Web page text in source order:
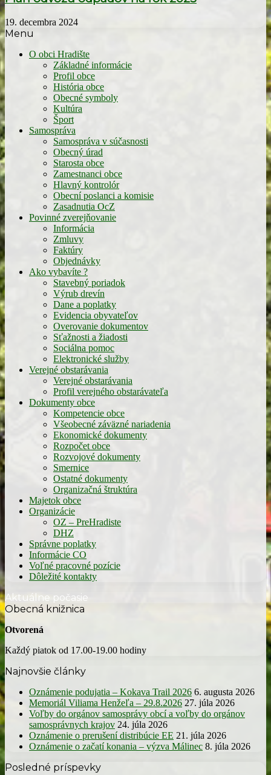
19. decembra 2024
Menu
O obci Hradište
Základné informácie
Profil obce
História obce
Obecné symboly
Kultúra
Šport
Samospráva
Samospráva v súčasnosti
Obecný úrad
Starosta obce
Zamestnanci obce
Hlavný kontrolór
Obecní poslanci a komisie
Zasadnutia OcZ
Povinné zverejňovanie
Informácia
Zmluvy
Faktúry
Objednávky
Ako vybavíte ?
Stavebný poriadok
Výrub drevín
Dane a poplatky
Evidencia obyvateľov
Overovanie dokumentov
Sťažnosti a žiadosti
Sociálna pomoc
Elektronické služby
Verejné obstarávania
Verejné obstarávania
Profil verejného obstarávateľa
Dokumenty obce
Kompetencie obce
Všeobecné záväzné nariadenia
Ekonomické dokumenty
Rozpočet obce
Rozvojové dokumenty
Smernice
Ostatné dokumenty
Organizačná štruktúra
Majetok obce
Organizácie
OZ – PreHradiste
DHZ
Správne poplatky
Informácie CO
Voľné pracovné pozície
Dôležité kontakty
Aktuálne počasie
Obecná knižnica
Otvorená
Každý piatok od 17.00-19.00 hodiny
Najnovšie články
Oznámenie podujatia – Kokava Trail 2026 6. augusta 2026
Memoriál Viliama Henžeľa – 29.8.2026 27. júla 2026
Voľby do orgánov samosprávy obcí a voľby do orgánov
samosprávnych krajov 24. júla 2026
Oznámenie o prerušení distribúcie EE 21. júla 2026
Oznámenie o začatí konania – výzva Málinec 8. júla 2026
Posledné príspevky